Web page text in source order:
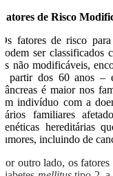
Fatores de Risco
Os fatores de risco
podem ser classificados
os não modificáveis,
a partir dos 60 anos –
pâncreas é maior nos
um indivíduo com a
vários familiares
genéticas hereditárias
tumores, incluindo de
Por outro lado, os